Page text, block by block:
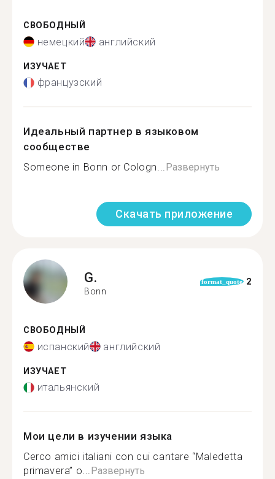
СВОБОДНЫЙ
немецкий английский
ИЗУЧАЕТ
французский
Идеальный партнер в языковом
сообществе
Someone in Bonn or Cologn...Развернуть
Скачать приложение
G.
Bonn
format_quote 2
СВОБОДНЫЙ
испанский английский
ИЗУЧАЕТ
итальянский
Мои цели в изучении языка
Cerco amici italiani con cui cantare “Maledetta
primavera” o...Развернуть